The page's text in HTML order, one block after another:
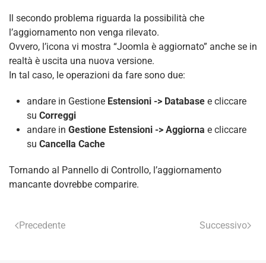
Il secondo problema riguarda la possibilità che
l’aggiornamento non venga rilevato.
Ovvero, l’icona vi mostra “Joomla è aggiornato” anche se in
realtà è uscita una nuova versione.
In tal caso, le operazioni da fare sono due:
andare in Gestione Estensioni -> Database e cliccare
su Correggi
andare in Gestione Estensioni -> Aggiorna e cliccare
su Cancella Cache
Tornando al Pannello di Controllo, l’aggiornamento
mancante dovrebbe comparire.
Precedente Successivo